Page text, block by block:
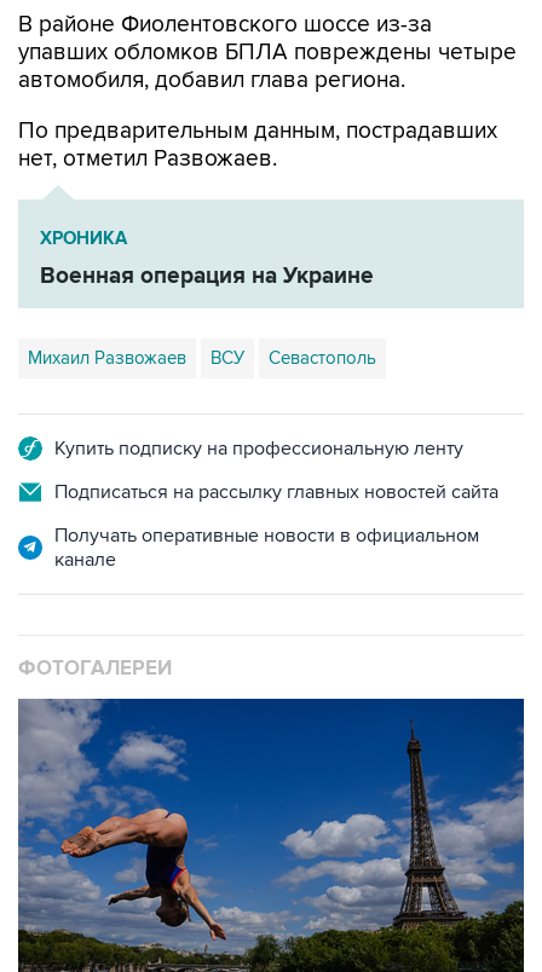
автомобиля, добавил глава региона.
По предварительным данным, пострадавших
ХРОНИКА
Военная операция на Украине
Михаил Развожаев ВСУ Севастополь
Подписаться на рассылку главных новостей сайта
Получать оперативные новости в официальном
10